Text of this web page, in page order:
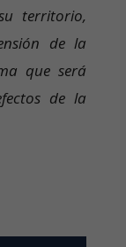
territorio,
de la
que será
de la